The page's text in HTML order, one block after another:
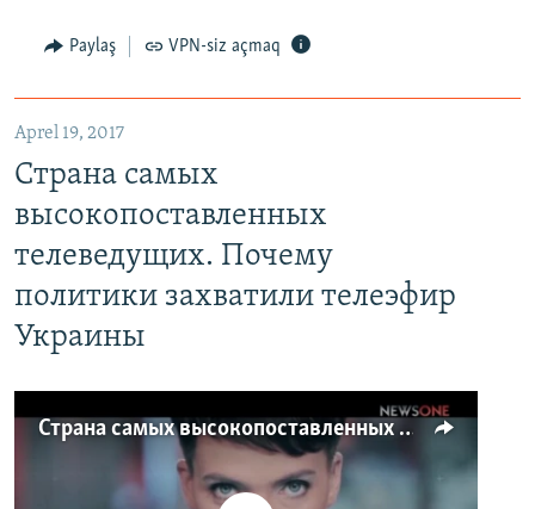
Paylaş VPN-siz açmaq
Aprel 19, 2017
Страна самых
высокопоставленных
телеведущих. Почему
политики захватили телеэфир
Украины
Страна самых высокопоставленных телеведущих. Почему политики захватили телеэфир Украины